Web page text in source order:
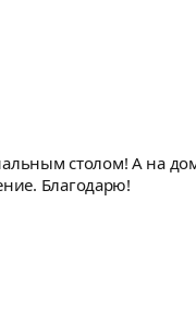
столом! А на
Благодарю!